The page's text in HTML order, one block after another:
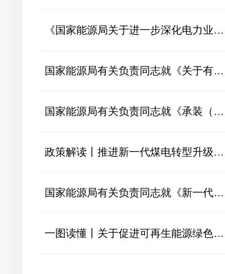
《国家能源局关于进一步深化电力业务资质许可管理 更好服务新型电力系统...
国家能源局有关负责同志就《关于有序推动绿电直连发展有关事项的通知》...
国家能源局有关负责同志就《承装（修、试）电力设施许可证管理办法》答...
政策解读丨推进新一代煤电转型升级 助力新型电力系统高质量建设
国家能源局有关负责同志就《新一代煤电升级专项行动实施方案（2025—202...
一图读懂丨关于促进可再生能源绿色电力证书市场高质量发展的意见